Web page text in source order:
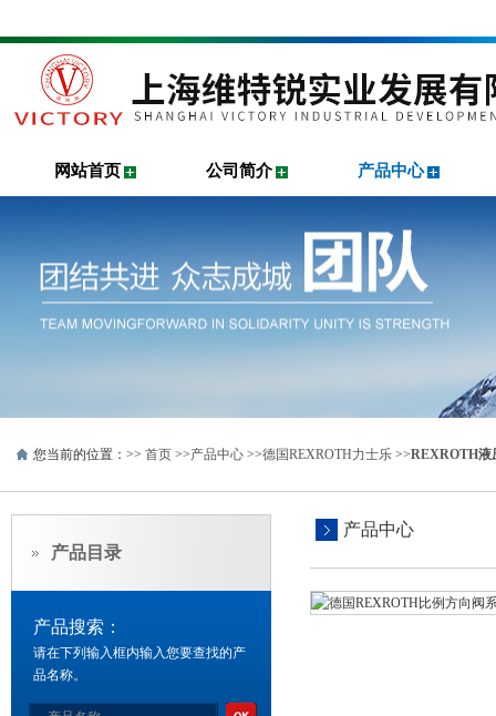
网站首页 公司简介 产品中心
您当前的位置：>> 首页 >>产品中心 >>德国REXROTH力士乐 >>REXROTH液
产品目录
产品搜索：
请在下列输入框内输入您要查找的产
品名称。
产品中心